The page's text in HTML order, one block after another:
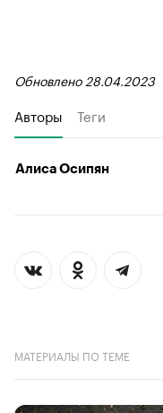
Обновлено 28.04.2023
Авторы Теги
Алиса Осипян
МАТЕРИАЛЫ ПО ТЕМЕ